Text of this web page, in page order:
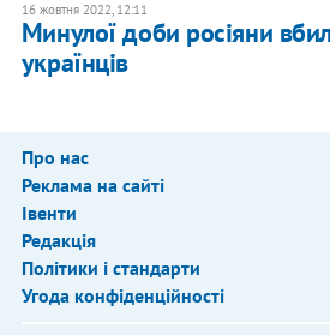
16 жовтня 2022, 12:11
Минулої доби росіяни
українців
Про нас
Реклама на сайті
Івенти
Редакція
Політики і стандарти
Угода конфіденційності